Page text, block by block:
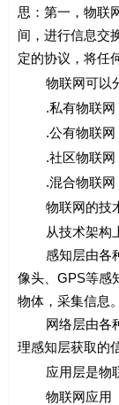
思：第一，物联
间，进行信息交
定的协议，将任
物联网可以
.私有物联网：
.公有物联网：
.社区物联网：
.混合物联网：
物联网的技
从技术架构上
感知层由各种
像头、GPS等感
物体，采集信息。
网络层由各种
理感知层获取的
应用层是物联
物联网应用